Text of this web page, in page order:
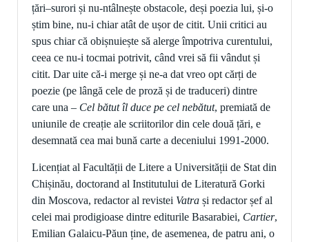
țări–surori și nu-ntâlnește obstacole, deși poezia lui, și-o
știm bine, nu-i chiar atât de ușor de citit. Unii critici au
spus chiar că obișnuiește să alerge împotriva curentului,
ceea ce nu-i tocmai potrivit, când vrei să fii vândut și
citit. Dar uite că-i merge și ne-a dat vreo opt cărți de
poezie (pe lângă cele de proză și de traduceri) dintre
care una – Cel bătut îl duce pe cel nebătut, premiată de
uniunile de creație ale scriitorilor din cele două țări, e
desemnată cea mai bună carte a deceniului 1991-2000.
Licențiat al Facultății de Litere a Universității de Stat din
Chișinău, doctorand al Institutului de Literatură Gorki
din Moscova, redactor al revistei Vatra și redactor șef al
celei mai prodigioase dintre editurile Basarabiei, Cartier,
Emilian Galaicu-Păun ține, de asemenea, de patru ani, o